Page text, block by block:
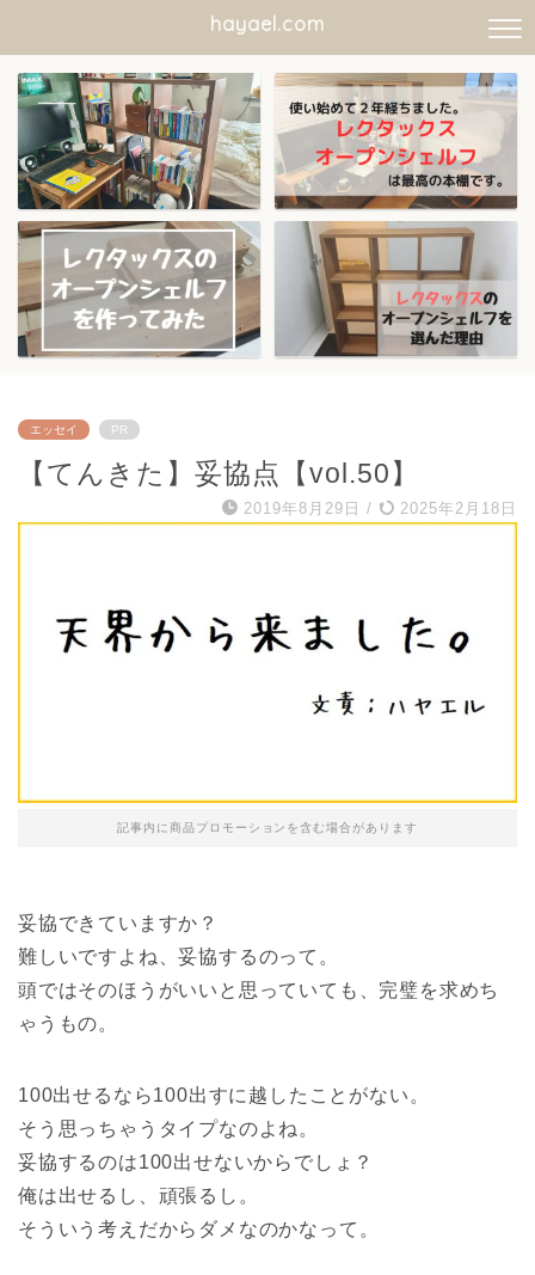
hayael.com
エッセイ PR
【てんきた】妥協点【vol.50】
2019年8月29日 / 2025年2月18日
記事内に商品プロモーションを含む場合があります
妥協できていますか？
難しいですよね、妥協するのって。
頭ではそのほうがいいと思っていても、完璧を求めち
ゃうもの。
100出せるなら100出すに越したことがない。
そう思っちゃうタイプなのよね。
妥協するのは100出せないからでしょ？
俺は出せるし、頑張るし。
そういう考えだからダメなのかなって。